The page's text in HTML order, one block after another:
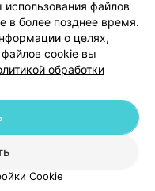
cookie
данных
| 220012, Республика Беларусь,
16 | help@103.by
291212755
файлов
в более позднее время.
о целях,
cookie вы
обработки
Cookie